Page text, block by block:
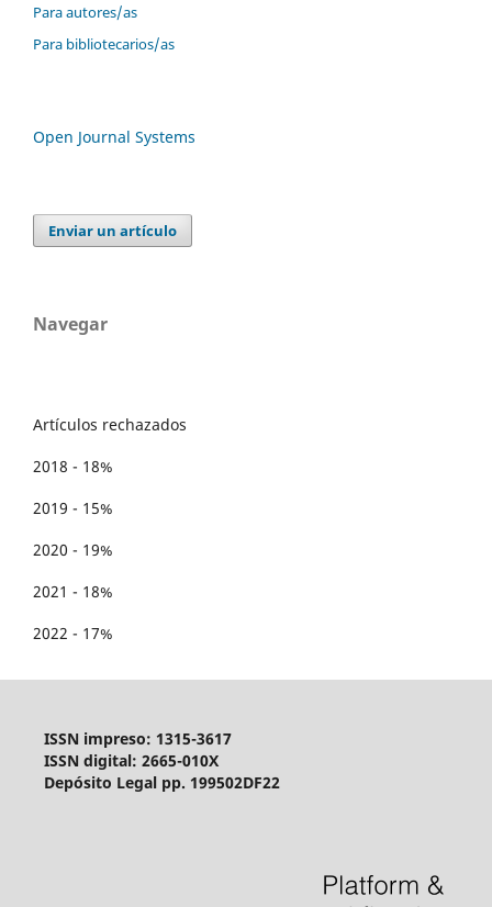
Para autores/as
Para bibliotecarios/as
Open Journal Systems
Enviar un artículo
Navegar
Artículos rechazados
2018 - 18%
2019 - 15%
2020 - 19%
2021 - 18%
2022 - 17%
ISSN impreso: 1315-3617
ISSN digital: 2665-010X
Depósito Legal pp. 199502DF22